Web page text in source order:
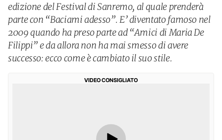
edizione del Festival di Sanremo, al quale prenderà
parte con “Baciami adesso”. E’ diventato famoso nel
2009 quando ha preso parte ad “Amici di Maria De
Filippi” e da allora non ha mai smesso di avere
successo: ecco come è cambiato il suo stile.
VIDEO CONSIGLIATO